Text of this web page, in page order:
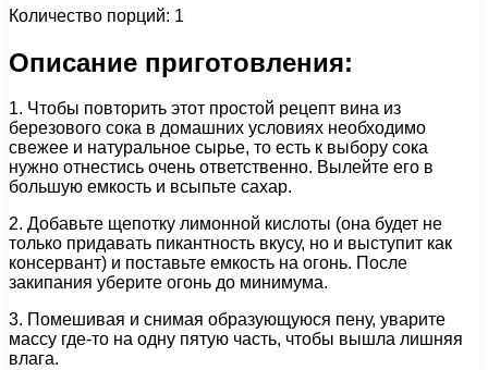
Количество порций: 1
Описание приготовления:
1. Чтобы повторить этот простой рецепт вина из
березового сока в домашних условиях необходимо
свежее и натуральное сырье, то есть к выбору сока
нужно отнестись очень ответственно. Вылейте его в
большую емкость и всыпьте сахар.
2. Добавьте щепотку лимонной кислоты (она будет не
только придавать пикантность вкусу, но и выступит как
консервант) и поставьте емкость на огонь. После
закипания уберите огонь до минимума.
3. Помешивая и снимая образующуюся пену, уварите
массу где-то на одну пятую часть, чтобы вышла лишняя
влага.